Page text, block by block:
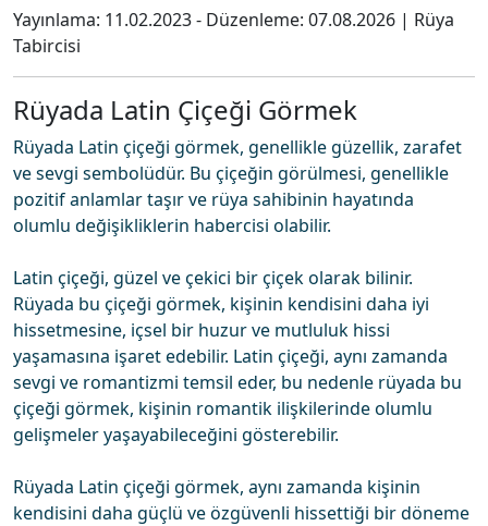
Yayınlama: 11.02.2023- Düzenleme: 07.08.2026 | Rüya
Tabircisi
Rüyada Latin Çiçeği Görmek
Rüyada Latin çiçeği görmek, genellikle güzellik, zarafet
ve sevgi sembolüdür. Bu çiçeğin görülmesi, genellikle
pozitif anlamlar taşır ve rüya sahibinin hayatında
olumlu değişikliklerin habercisi olabilir.
Latin çiçeği, güzel ve çekici bir çiçek olarak bilinir.
Rüyada bu çiçeği görmek, kişinin kendisini daha iyi
hissetmesine, içsel bir huzur ve mutluluk hissi
yaşamasına işaret edebilir. Latin çiçeği, aynı zamanda
sevgi ve romantizmi temsil eder, bu nedenle rüyada bu
çiçeği görmek, kişinin romantik ilişkilerinde olumlu
gelişmeler yaşayabileceğini gösterebilir.
Rüyada Latin çiçeği görmek, aynı zamanda kişinin
kendisini daha güçlü ve özgüvenli hissettiği bir döneme